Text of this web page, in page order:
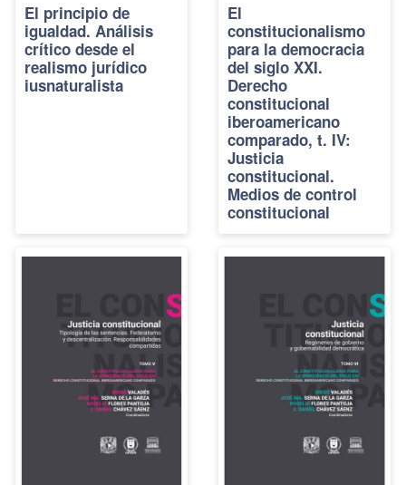
El principio de
igualdad. Análisis
crítico desde el
realismo jurídico
iusnaturalista
El
constitucionalismo
para la democracia
del siglo XXI.
Derecho
constitucional
iberoamericano
comparado, t. IV:
Justicia
constitucional.
Medios de control
constitucional